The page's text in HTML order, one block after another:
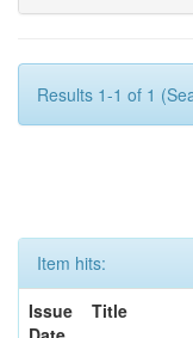
Results 1-1 of 1
Item hits:
Issue
Title